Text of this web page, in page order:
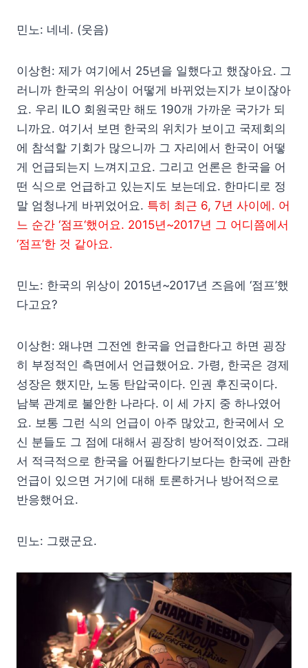
민노: 네네. (웃음)
이상헌: 제가 여기에서 25년을 일했다고 했잖아요. 그
러니까 한국의 위상이 어떻게 바뀌었는지가 보이잖아
요. 우리 ILO 회원국만 해도 190개 가까운 국가가 되
니까요. 여기서 보면 한국의 위치가 보이고 국제회의
에 참석할 기회가 많으니까 그 자리에서 한국이 어떻
게 언급되는지 느껴지고요. 그리고 언론은 한국을 어
떤 식으로 언급하고 있는지도 보는데요. 한마디로 정
말 엄청나게 바뀌었어요. 특히 최근 6, 7년 사이에. 어
느 순간 ‘점프‘했어요. 2015년~2017년 그 어디쯤에서
‘점프’한 것 같아요.
민노: 한국의 위상이 2015년~2017년 즈음에 ‘점프’했
다고요?
이상헌: 왜냐면 그전엔 한국을 언급한다고 하면 굉장
히 부정적인 측면에서 언급했어요. 가령, 한국은 경제
성장은 했지만, 노동 탄압국이다. 인권 후진국이다.
남북 관계로 불안한 나라다. 이 세 가지 중 하나였어
요. 보통 그런 식의 언급이 아주 많았고, 한국에서 오
신 분들도 그 점에 대해서 굉장히 방어적이었죠. 그래
서 적극적으로 한국을 어필한다기보다는 한국에 관한
언급이 있으면 거기에 대해 토론하거나 방어적으로
반응했어요.
민노: 그랬군요.